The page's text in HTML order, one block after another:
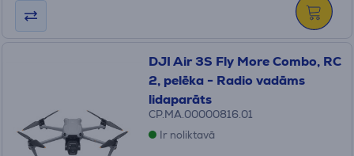
DJI Air 3S Fly More Combo, RC
2, pelēka - Radio vadāms
lidaparāts
CP.MA.00000816.01
Ir noliktavā